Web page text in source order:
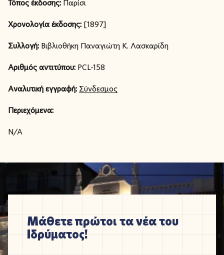
Τόπος έκδοσης: Παρίσι
Χρονολογία έκδοσης: [1897]
Συλλογή: Βιβλιοθήκη Παναγιώτη Κ. Λασκαρίδη
Αριθμός αντιτύπου: PCL-158
Αναλυτική εγγραφή: Σύνδεσμος
Περιεχόμενα:
N/A
Μάθετε πρώτοι τα νέα του
Ιδρύματος!